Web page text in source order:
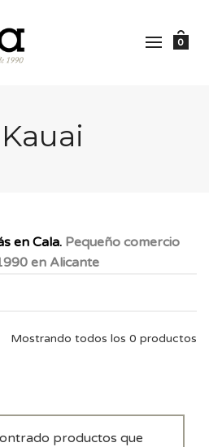
0
en Cala. Pequeño comercio
en Alicante
Mostrando todos los 0 productos
productos que